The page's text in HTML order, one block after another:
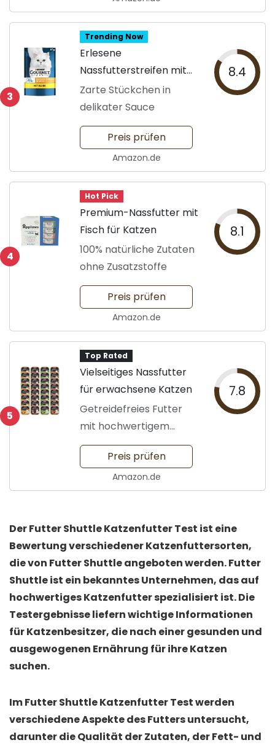
3
Trending Now
Erlesene
Nassfutterstreifen mit
Huhn
Zarte Stückchen in
delikater Sauce
8.4
Preis prüfen
Amazon.de
4
Hot Pick
Premium-Nassfutter mit
Fisch für Katzen
100% natürliche Zutaten
ohne Zusatzstoffe
8.1
Preis prüfen
Amazon.de
5
Top Rated
Vielseitiges Nassfutter
für erwachsene Katzen
Getreidefreies Futter
mit hochwertigem
Fleisch
7.8
Preis prüfen
Amazon.de
Der Futter Shuttle Katzenfutter Test ist eine
Bewertung verschiedener Katzenfuttersorten,
die von Futter Shuttle angeboten werden. Futter
Shuttle ist ein bekanntes Unternehmen, das auf
hochwertiges Katzenfutter spezialisiert ist. Die
Testergebnisse liefern wichtige Informationen
für Katzenbesitzer, die nach einer gesunden und
ausgewogenen Ernährung für ihre Katzen
suchen.
Im Futter Shuttle Katzenfutter Test werden
verschiedene Aspekte des Futters untersucht,
darunter die Qualität der Zutaten, der Fett- und